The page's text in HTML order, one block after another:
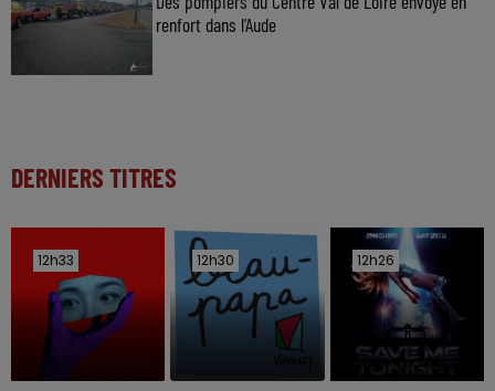
renfort dans l'Aude
DERNIERS TITRES
12h33
12h33 12h30
12h30 12h26
12h26